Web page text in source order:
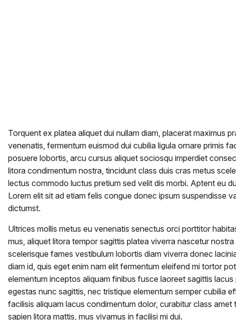
Torquent ex platea aliquet dui nullam diam, placerat maximus
venenatis, fermentum euismod dui cubilia ligula ornare primis
posuere lobortis, arcu cursus aliquet sociosqu imperdiet
litora condimentum nostra, tincidunt class duis cras metus
lectus commodo luctus pretium sed velit dis morbi. Aptent eu
Lorem elit sit ad etiam felis congue donec ipsum suspendisse
dictumst.
Ultrices mollis metus eu venenatis senectus orci porttitor
mus, aliquet litora tempor sagittis platea viverra nascetur
scelerisque fames vestibulum lobortis diam viverra donec
diam id, quis eget enim nam elit fermentum eleifend mi tortor
elementum inceptos aliquam finibus fusce laoreet sagittis
egestas nunc sagittis, nec tristique elementum semper cubilia
facilisis aliquam lacus condimentum dolor, curabitur class
sapien litora mattis, mus vivamus in facilisi mi dui.